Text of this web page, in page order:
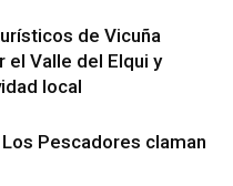
de Vicuña
el Valle del Elqui y
local
Los Pescadores claman